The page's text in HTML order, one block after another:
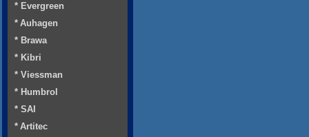
* Evergreen
* Auhagen
* Brawa
* Kibri
* Viessman
* Humbrol
* SAI
* Artitec